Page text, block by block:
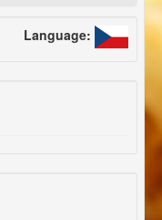
Language: